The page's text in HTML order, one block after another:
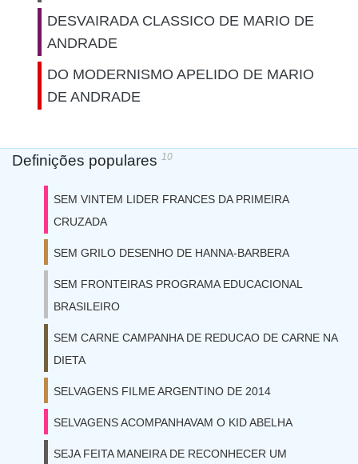
DESVAIRADA CLASSICO DE MARIO DE
ANDRADE
DO MODERNISMO APELIDO DE MARIO
DE ANDRADE
Definições populares 10
SEM VINTEM LIDER FRANCES DA PRIMEIRA
CRUZADA
SEM GRILO DESENHO DE HANNA-BARBERA
SEM FRONTEIRAS PROGRAMA EDUCACIONAL
BRASILEIRO
SEM CARNE CAMPANHA DE REDUCAO DE CARNE NA
DIETA
SELVAGENS FILME ARGENTINO DE 2014
SELVAGENS ACOMPANHAVAM O KID ABELHA
SEJA FEITA MANEIRA DE RECONHECER UM